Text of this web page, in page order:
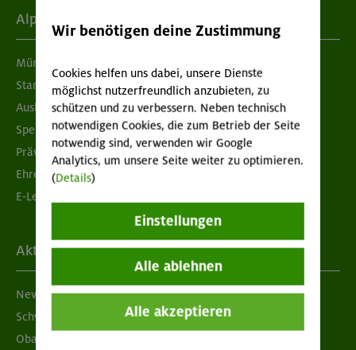
Alpenverein
München & Oberland
Standorte
Ausbildung & Jobs
Spenden
Prävention sexualisierter Gewalt
Ehrenamtsbörse
E-Learning
Aktuelles
Newsletter
Schwarzes Brett
Obacht geben!
Wir benötigen deine Zustimmung
Cookies helfen uns dabei, unsere Dienste
möglichst nutzerfreundlich anzubieten, zu
schützen und zu verbessern. Neben technisch
notwendigen Cookies, die zum Betrieb der Seite
notwendig sind, verwenden wir Google
Analytics, um unsere Seite weiter zu optimieren.
(Details)
Einstellungen
Alle ablehnen
Alle akzeptieren